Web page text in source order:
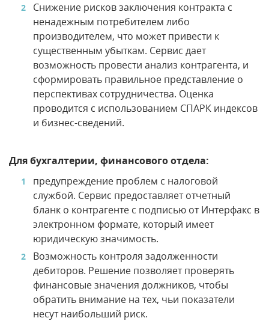
Снижение рисков заключения контракта с
ненадежным потребителем либо
производителем, что может привести к
существенным убыткам. Сервис дает
возможность провести анализ контрагента, и
сформировать правильное представление о
перспективах сотрудничества. Оценка
проводится с использованием СПАРК индексов
и бизнес-сведений.
Для бухгалтерии, финансового отдела:
предупреждение проблем с налоговой
службой. Сервис предоставляет отчетный
бланк о контрагенте с подписью от Интерфакс в
электронном формате, который имеет
юридическую значимость.
Возможность контроля задолженности
дебиторов. Решение позволяет проверять
финансовые значения должников, чтобы
обратить внимание на тех, чьи показатели
несут наибольший риск.